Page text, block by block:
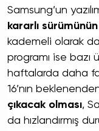
Samsung’un
kararlı
kademeli olarak
programı ise bazı
haftalarda daha
16’nın
çıkacak olması,
da hızlandırmış